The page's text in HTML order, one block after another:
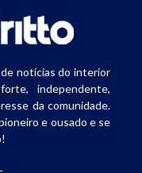
notícias do interior
independente,
da comunidade.
e ousado e se